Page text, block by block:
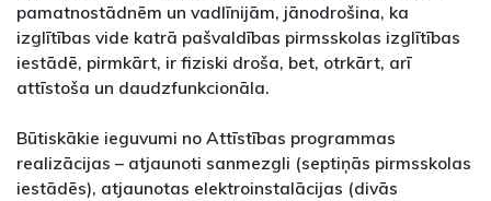
pamatnostādnēm un vadlīnijām, jānodrošina, ka
izglītības vide katrā pašvaldības pirmsskolas izglītības
iestādē, pirmkārt, ir fiziski droša, bet, otrkārt, arī
attīstoša un daudzfunkcionāla.
Būtiskākie ieguvumi no Attīstības programmas
realizācijas – atjaunoti sanmezgli (septiņās pirmsskolas
iestādēs), atjaunotas elektroinstalācijas (divās